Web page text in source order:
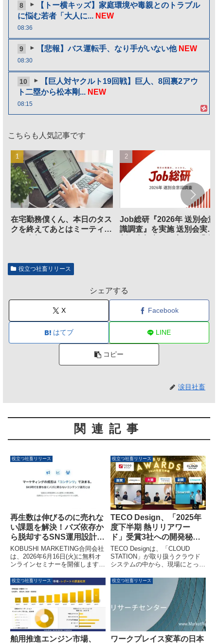
8
【トー横キッズ】家庭環境や毒親とのトラブル
に悩む若者「大人に... NEW
08:36
9 【悲報】バス運転手、なり手がいない他 NEW
08:30
10
【巨人対ヤクルト19回戦】巨人、8回裏2アウ
ト二塁から松本剛... NEW
08:15
こちらも人気記事です
在宅勤務僕くん、本日のタス
クを終えてあとはミーティン
Job総研『2026年 送別会意
識調査』を実施 送別会実施
役立つ社畜リリース
シェアする
X Facebook
はてブ LINE
コピー
涙目社畜
関連記事
役立つ社畜リリース
再生数は伸びるのに売れな
い課題を解決！バズ依存か
ら脱却するSNS運用設計を
無料公開するウェビナーが
開催されます
KOBUSHI MARKETING合同会社
は、2026年6月16日(火)に無料オ
ンラインセミナーを開催します。
ものの売上につながらないという
SNS運用の課題を解決するた
め、「バズ依存から脱却する
SNS運用設計」について公開さ
れます。SEOやSNS、PRを横断
し、売上につながる運用導線を構
築する実践的な内容が30分で共
有される予定です。
役立つ社畜リリース
TECO Design、「2025年
度下半期 熱リリアワー
ド」受賞3社への開発秘話
インタビュー動画を公開
TECO Designは、「CLOUD
STATION」が取り扱うクラウド
システムの中から、現場にとって
する「2025年度下半期 熱リリア
ワード」の受賞3社に対するイン
タビュー動画を公開しました。開
発背景や仕様へのこだわりを深掘
りし、ユーザー視点での「ありが
とう」を届ける取り組みです。
役立つ社畜リリース
舶用推進エンジン市場、
役立つ社畜リリース
ワークプレイス変革の日本